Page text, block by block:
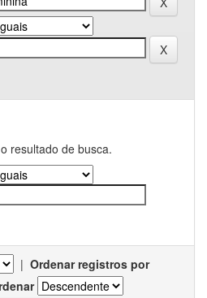
resultado de busca.
| Ordenar registros por